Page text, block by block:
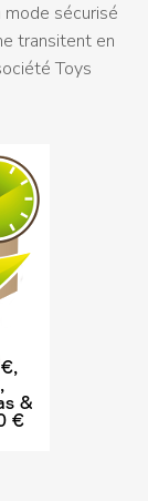
mode sécurisé
transitent en
Toys